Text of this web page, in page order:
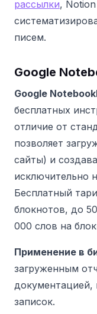
рассылки,
писем.
Google
Google
бесплатных
отличие от
позволяет
сайты) и
исключительно
Бесплатный
блокнотов, до
000 слов на
Применение в
загруженным
документацией,
записок.